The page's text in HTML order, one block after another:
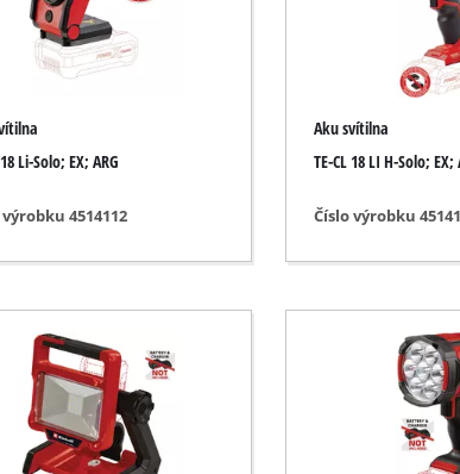
a gravírování
Akumulátorové řetězové pily
Prořezávací pily
Vysokotlaký čistič
Drtič větví
Li-Solo; EX; ARG
4514112
Aku svítilna
TE-CL 18 LI H-Solo; EX;
Číslo výrobku